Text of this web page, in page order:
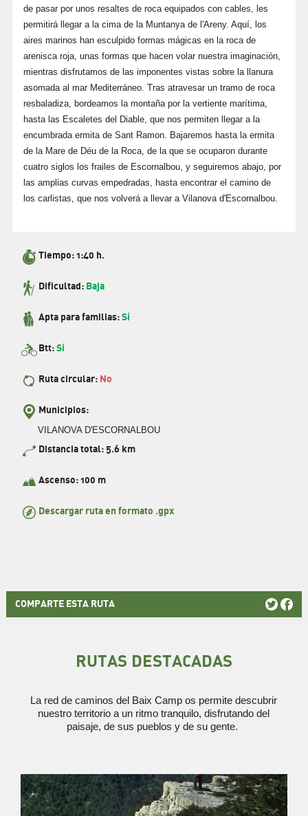
de pasar por unos resaltes de roca equipados con cables, les
permitirá llegar a la cima de la Muntanya de l'Areny. Aquí, los
aires marinos han esculpido formas mágicas en la roca de
arenisca roja, unas formas que hacen volar nuestra imaginación,
mientras disfrutamos de las imponentes vistas sobre la llanura
asomada al mar Mediterráneo. Tras atravesar un tramo de roca
resbaladiza, bordeamos la montaña por la vertiente marítima,
hasta las Escaletes del Diable, que nos permiten llegar a la
encumbrada ermita de Sant Ramon. Bajaremos hasta la ermita
de la Mare de Déu de la Roca, de la que se ocuparon durante
cuatro siglos los frailes de Escornalbou, y seguiremos abajo, por
las amplias curvas empedradas, hasta encontrar el camino de
los carlistas, que nos volverá a llevar a Vilanova d'Escornalbou.
Tiempo: 1:40 h.
Dificultad: Baja
Apta para familias: Sí
Btt: Sí
Ruta circular: No
Municipios:
VILANOVA D'ESCORNALBOU
Distancia total: 5.6 km
Ascenso: 100 m
Descargar ruta en formato .gpx
COMPARTE ESTA RUTA
RUTAS DESTACADAS
La red de caminos del Baix Camp os permite descubrir
nuestro territorio a un ritmo tranquilo, disfrutando del
paisaje, de sus pueblos y de su gente.